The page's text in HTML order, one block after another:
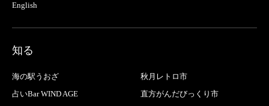
English
知る
海の駅うおざ
秋月レトロ市
占いBar WIND AGE
直方がんだびっくり市